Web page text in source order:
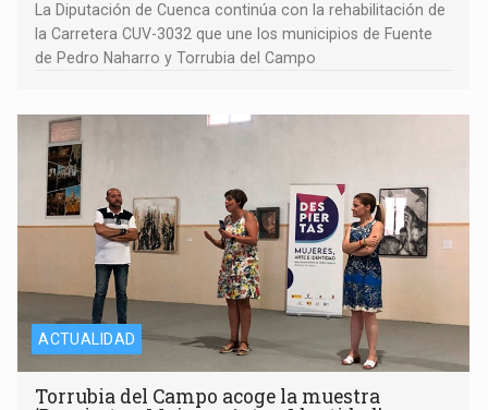
La Diputación de Cuenca continúa con la rehabilitación de
la Carretera CUV-3032 que une los municipios de Fuente
de Pedro Naharro y Torrubia del Campo
ACTUALIDAD
Torrubia del Campo acoge la muestra